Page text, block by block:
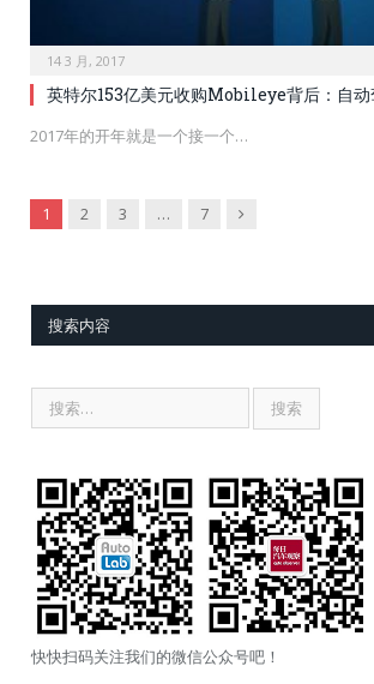
14 3 月, 2017
英特尔153亿美元收购Mobileye背后：自动
2017年的开年就是一个接一个…
1 2 3 … 7 Next
搜索内容
快快扫码关注我们的微信公众号吧！